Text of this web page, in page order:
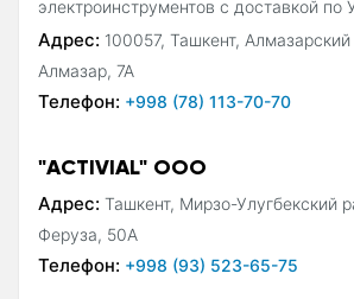
электроинструментов с доставкой по
Адрес: 100057, Ташкент,
Алмазар, 7А
Телефон: +998 (78) 113-70-70
"ACTIVIAL" ООО
Адрес: Ташкент, Мирзо-Улугбекский
Феруза, 50А
Телефон: +998 (93) 523-65-75